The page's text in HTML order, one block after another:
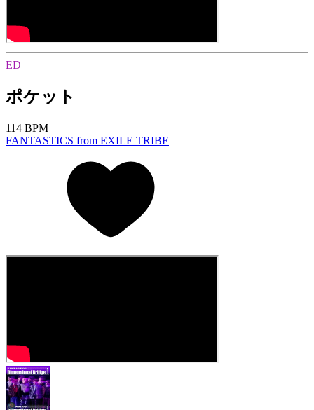
ED
ポケット
114 BPM
FANTASTICS from EXILE TRIBE